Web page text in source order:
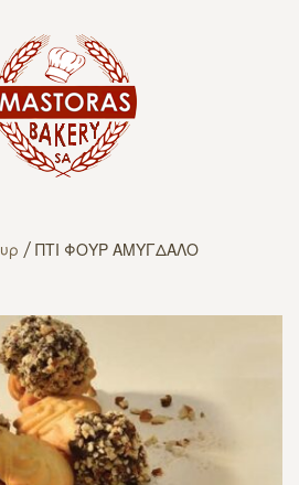
/ ΠΤΙ ΦΟΥΡ ΑΜΥΓΔΑΛΟ